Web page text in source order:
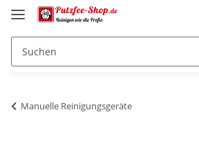
Manuelle Reinigungsgeräte